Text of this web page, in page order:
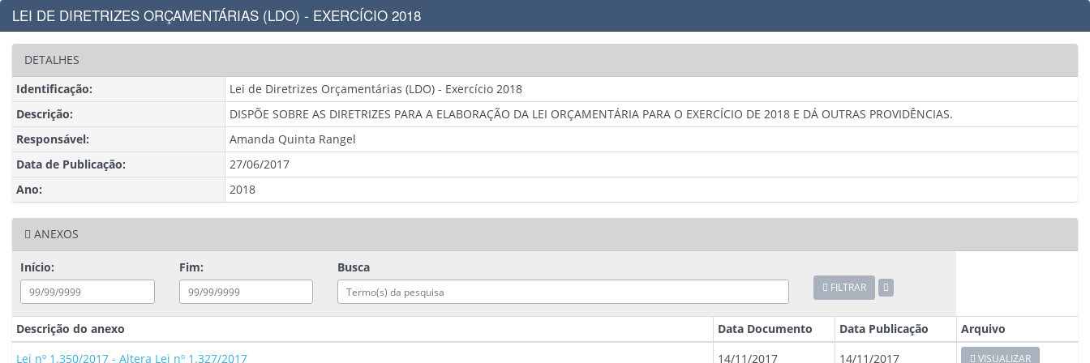
LEI DE DIRETRIZES ORÇAMENTÁRIAS (LDO) - EXERCÍCIO 2018
DETALHES
Identificação:
Lei de Diretrizes Orçamentárias (LDO) - Exercício 2018
Descrição:
DISPÕE SOBRE AS DIRETRIZES PARA A ELABORAÇÃO DA LEI ORÇAMENTÁRIA PARA O EXERCÍCIO DE 2018 E DÁ OUTRAS PROVIDÊNCIAS.
Responsável:
Amanda Quinta Rangel
Data de Publicação:
27/06/2017
Ano:
2018
ANEXOS
Início: Fim: Busca
FILTRAR
Descrição do anexo Data Documento Data Publicação
Arquivo
Lei nº 1.350/2017 - Altera Lei nº 1.327/2017
14/11/2017 14/11/2017 VISUALIZAR